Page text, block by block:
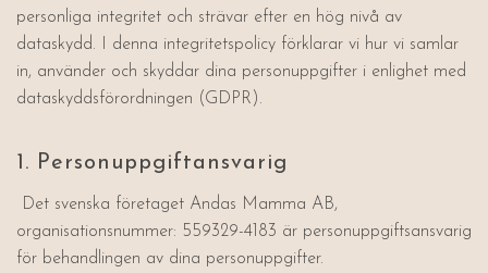
personliga integritet och strävar efter en hög nivå av
dataskydd. I denna integritetspolicy förklarar vi hur vi samlar
in, använder och skyddar dina personuppgifter i enlighet med
dataskyddsförordningen (GDPR).
1. Personuppgiftansvarig
Det svenska företaget Andas Mamma AB,
organisationsnummer: 559329-4183 är personuppgiftsansvarig
för behandlingen av dina personuppgifter.